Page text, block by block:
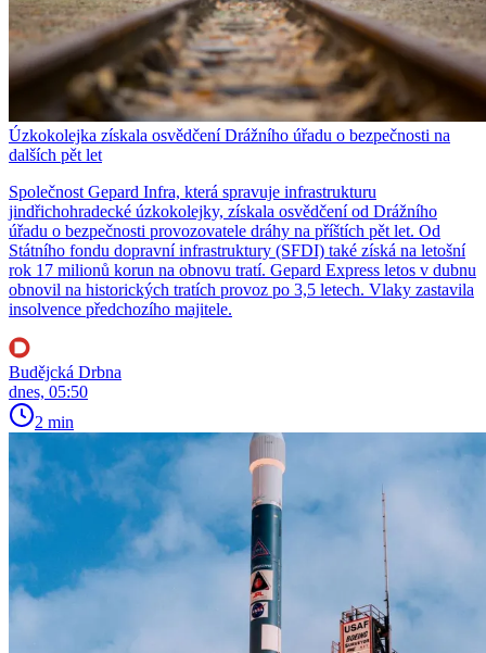
Úzkokolejka získala osvědčení Drážního úřadu o bezpečnosti na
dalších pět let
Společnost Gepard Infra, která spravuje infrastrukturu
jindřichohradecké úzkokolejky, získala osvědčení od Drážního
úřadu o bezpečnosti provozovatele dráhy na příštích pět let. Od
Státního fondu dopravní infrastruktury (SFDI) také získá na letošní
rok 17 milionů korun na obnovu tratí. Gepard Express letos v dubnu
obnovil na historických tratích provoz po 3,5 letech. Vlaky zastavila
insolvence předchozího majitele.
Budějcká Drbna
dnes, 05:50
2 min